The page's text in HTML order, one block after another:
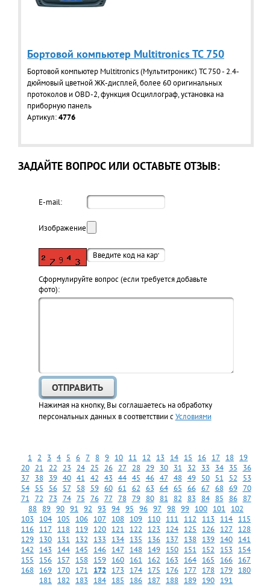
Бортовой компьютер Multitronics TC 750
Бортовой компьютер Multitronics (Мультитроникс) TC 750 - 2.4-
дюймовый цветной ЖК-дисплей, более 60 оригинальных
протоколов и OBD-2, функция Осциллограф, установка на
приборную панель
Артикул:4776
ЗАДАЙТЕ ВОПРОС ИЛИ ОСТАВЬТЕ ОТЗЫВ:
E-mail:
Изображение:
Cформулируйте вопрос (если требуется добавьте
фото):
Нажимая на кнопку, Вы соглашаетесь на обработку
персональных данных в соответствии сУсловиями
1 2 3 4 5 6 7 8 9 10 11 12 13 14 15 16 17 18 19
20
21 22 23 24 25 26 27 28 29 30 31 32 33 34 35
36
37
38 39 40 41 42 43 44 45 46 47 48 49 50 51 52
53
54
55 56 57 58 59 60 61 62 63 64 65 66 67 68 69 70
71 72 73 74 75 76 77 78 79 80 81 82 83 84 85 86
87
88 89 90 91 92 93 94 95 96 97 98 99 100 101
102
103
104 105 106 107 108 109 110 111 112 113 114 115
116 117 118 119 120 121 122 123 124 125 126 127 128
129 130 131 132 133 134 135 136 137 138 139 140 141
142
143 144 145 146 147 148 149 150 151 152 153
154
155
156 157 158 159 160 161 162 163 164 165 166 167
168 169 170 171 172 173 174 175 176 177 178 179 180
181
182 183 184 185 186 187 188 189 190 191